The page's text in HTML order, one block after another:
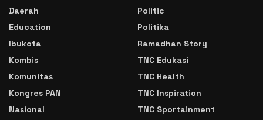
Daerah
Education
Ibukota
Kombis
Komunitas
Kongres PAN
Nasional
Politic
Politika
Ramadhan Story
TNC Edukasi
TNC Health
TNC Inspiration
TNC Sportainment